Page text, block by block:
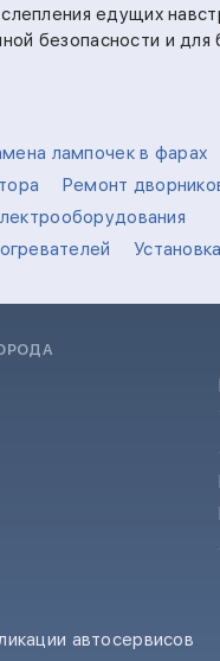
едущих
безопасности и для
лампочек в фарах
Ремонт
автосервисов